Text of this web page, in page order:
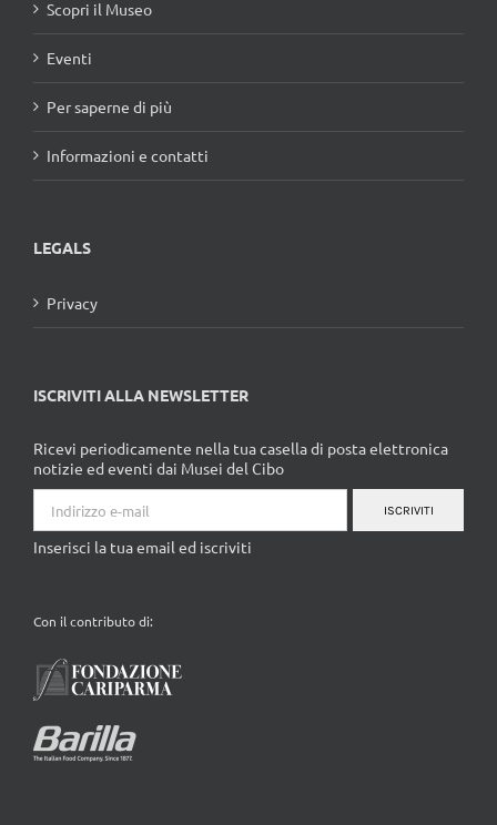
Scopri il Museo
Eventi
Per saperne di più
Informazioni e contatti
LEGALS
Privacy
ISCRIVITI ALLA NEWSLETTER
Ricevi periodicamente nella tua casella di posta elettronica
notizie ed eventi dai Musei del Cibo
Inserisci la tua email ed iscriviti
Con il contributo di: